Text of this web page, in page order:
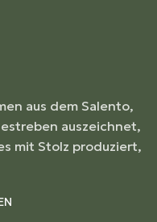
aus dem Salento,
auszeichnet,
mit Stolz produziert,